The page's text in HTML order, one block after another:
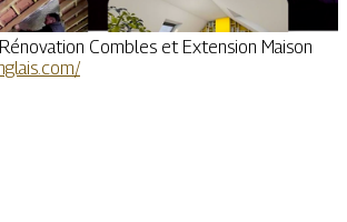
Combles et Extension Maison